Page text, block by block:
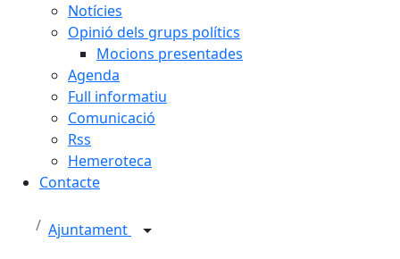
Notícies
Opinió dels grups polítics
Mocions presentades
Agenda
Full informatiu
Comunicació
Rss
Hemeroteca
Contacte
Ajuntament